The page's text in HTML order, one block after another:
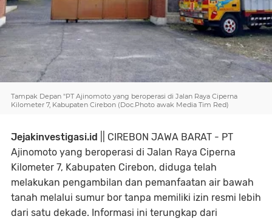
Tampak Depan "PT Ajinomoto yang beroperasi di Jalan Raya Ciperna
Kilometer 7, Kabupaten Cirebon (Doc.Photo awak Media Tim Red)
Jejakinvestigasi.id || CIREBON JAWA BARAT - PT
Ajinomoto yang beroperasi di Jalan Raya Ciperna
Kilometer 7, Kabupaten Cirebon, diduga telah
melakukan pengambilan dan pemanfaatan air bawah
tanah melalui sumur bor tanpa memiliki izin resmi lebih
dari satu dekade. Informasi ini terungkap dari